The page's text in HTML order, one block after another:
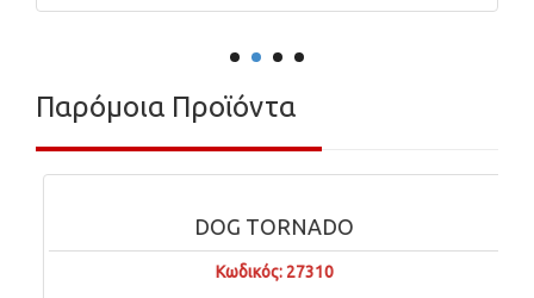
Παρόμοια Προϊόντα
DOG TORNADO
Κωδικός: 27310